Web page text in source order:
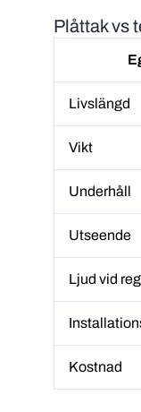
Plåttak vs
Livslängd
Vikt
Underhåll
Utseende
Ljud vid
Kostnad